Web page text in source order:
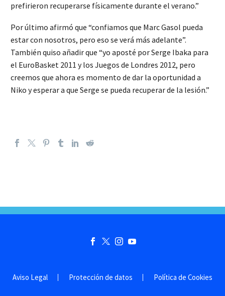
prefirieron recuperarse físicamente durante el verano.”
Por último afirmó que “confiamos que Marc Gasol pueda
estar con nosotros, pero eso se verá más adelante”.
También quiso añadir que “yo aposté por Serge Ibaka para
el EuroBasket 2011 y los Juegos de Londres 2012, pero
creemos que ahora es momento de dar la oportunidad a
Niko y esperar a que Serge se pueda recuperar de la lesión.”
Aviso Legal Protección de datos Política de Cookies